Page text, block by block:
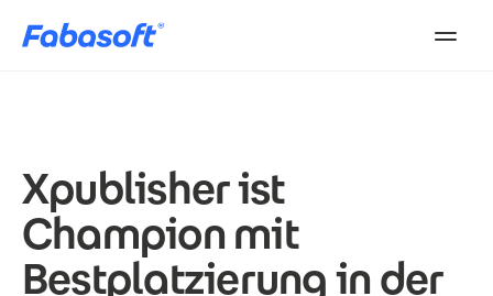
Xpublisher ist
Champion mit
Bestplatzierung in der